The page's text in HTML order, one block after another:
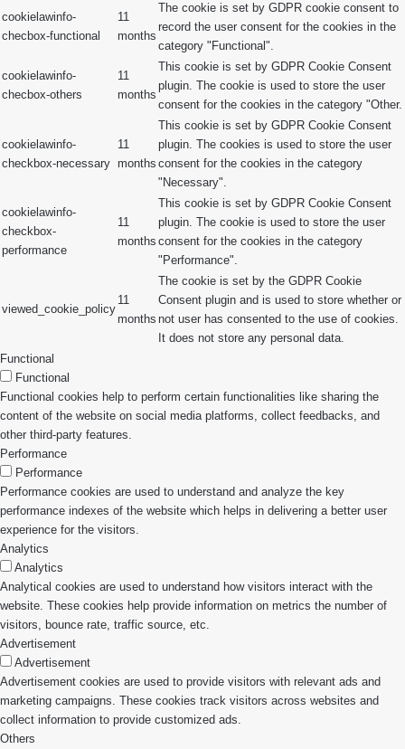
cookielawinfo-
checbox-functional
11
months
The cookie is set by GDPR cookie consent to
record the user consent for the cookies in the
category "Functional".
cookielawinfo-
checbox-others
11
months
This cookie is set by GDPR Cookie Consent
plugin. The cookie is used to store the user
consent for the cookies in the category "Other.
cookielawinfo-
checkbox-necessary
11
months
This cookie is set by GDPR Cookie Consent
plugin. The cookies is used to store the user
consent for the cookies in the category
"Necessary".
cookielawinfo-
checkbox-
performance
11
months
This cookie is set by GDPR Cookie Consent
plugin. The cookie is used to store the user
consent for the cookies in the category
"Performance".
viewed_cookie_policy
11
months
The cookie is set by the GDPR Cookie
Consent plugin and is used to store whether or
not user has consented to the use of cookies.
It does not store any personal data.
Functional
Functional
Functional cookies help to perform certain functionalities like sharing the
content of the website on social media platforms, collect feedbacks, and
other third-party features.
Performance
Performance
Performance cookies are used to understand and analyze the key
performance indexes of the website which helps in delivering a better user
experience for the visitors.
Analytics
Analytics
Analytical cookies are used to understand how visitors interact with the
website. These cookies help provide information on metrics the number of
visitors, bounce rate, traffic source, etc.
Advertisement
Advertisement
Advertisement cookies are used to provide visitors with relevant ads and
marketing campaigns. These cookies track visitors across websites and
collect information to provide customized ads.
Others